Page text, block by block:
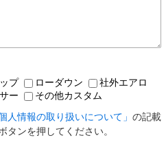
プ ローダウン
社外エアロ
ー
その他カスタム
人情報の取り扱いについて」 の記載
タンを押してください。